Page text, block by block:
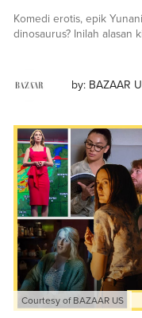
Komedi erotis, epik
dinosaurus? Inilah alasan
by: BAZAAR
Courtesy of BAZAAR US